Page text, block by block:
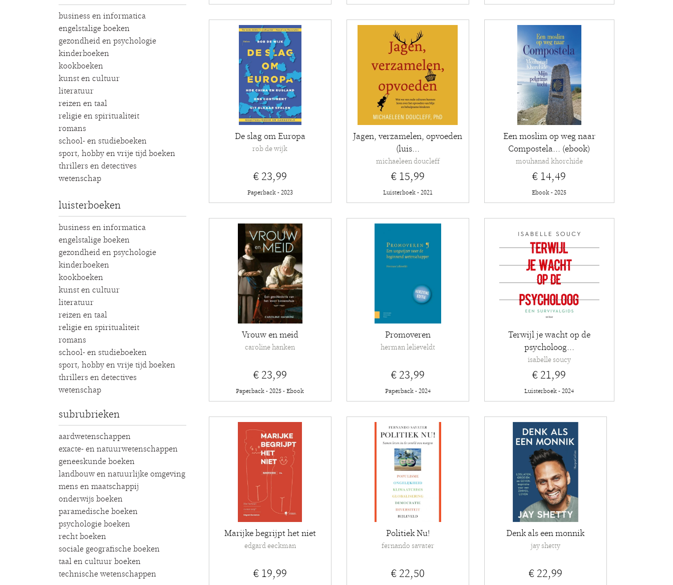
business en informatica
engelstalige boeken
gezondheid en psychologie
kinderboeken
kookboeken
kunst en cultuur
literatuur
reizen en taal
religie en spiritualiteit
romans
school- en studieboeken
sport, hobby en vrije tijd boeken
thrillers en detectives
wetenschap
luisterboeken
business en informatica
engelstalige boeken
gezondheid en psychologie
kinderboeken
kookboeken
kunst en cultuur
literatuur
reizen en taal
religie en spiritualiteit
romans
school- en studieboeken
sport, hobby en vrije tijd boeken
thrillers en detectives
wetenschap
subrubrieken
aardwetenschappen
exacte- en natuurwetenschappen
geneeskunde boeken
landbouw en natuurlijke omgeving
mens en maatschappij
onderwijs boeken
paramedische boeken
psychologie boeken
recht boeken
sociale geografische boeken
taal en cultuur boeken
technische wetenschappen
De slag om Europa
rob de wijk
€ 23,99
Paperback - 2023
Jagen, verzamelen, opvoeden
(luis...
michaeleen doucleff
€ 15,99
Luisterboek - 2021
Een moslim op weg naar
Compostela... (ebook)
mouhanad khorchide
€ 14,49
Ebook - 2025
Vrouw en meid
caroline hanken
€ 23,99
Paperback - 2025 - Ebook
Promoveren
herman lelieveldt
€ 23,99
Paperback - 2024
Terwijl je wacht op de
psycholoog...
isabelle soucy
€ 21,99
Luisterboek - 2024
Marijke begrijpt het niet
edgard eeckman
€ 19,99
Politiek Nu!
fernando savater
€ 22,50
Denk als een monnik
jay shetty
€ 22,99